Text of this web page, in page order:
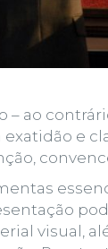
– ao
e
visual,